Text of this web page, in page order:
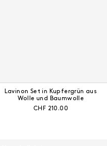
Lavinon Set in Kupfergrün aus
Wolle und Baumwolle
Aktueller Preis:
CHF 210.00